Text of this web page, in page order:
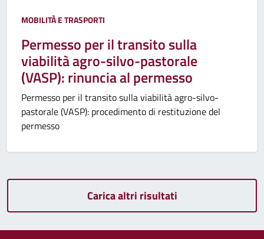
MOBILITÀ E TRASPORTI
Permesso per il transito sulla
viabilità agro-silvo-pastorale
(VASP): rinuncia al permesso
Permesso per il transito sulla viabilità agro-silvo-
pastorale (VASP): procedimento di restituzione del
permesso
Carica altri risultati